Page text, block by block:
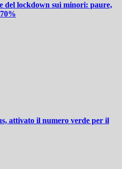
del lockdown sui minori: paure,
attivato il numero verde per il